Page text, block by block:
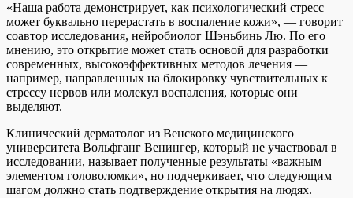
«Наша работа демонстрирует, как психологический стресс
может буквально перерастать в воспаление кожи», — говорит
соавтор исследования, нейробиолог Шэньбинь Лю. По его
мнению, это открытие может стать основой для разработки
современных, высокоэффективных методов лечения —
например, направленных на блокировку чувствительных к
стрессу нервов или молекул воспаления, которые они
выделяют.
Клинический дерматолог из Венского медицинского
университета Вольфганг Венингер, который не участвовал в
исследовании, называет полученные результаты «важным
элементом головоломки», но подчеркивает, что следующим
шагом должно стать подтверждение открытия на людях.